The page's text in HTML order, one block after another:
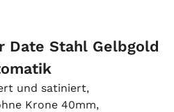
Date Stahl Gelbgold
und satiniert,
Krone 40mm,